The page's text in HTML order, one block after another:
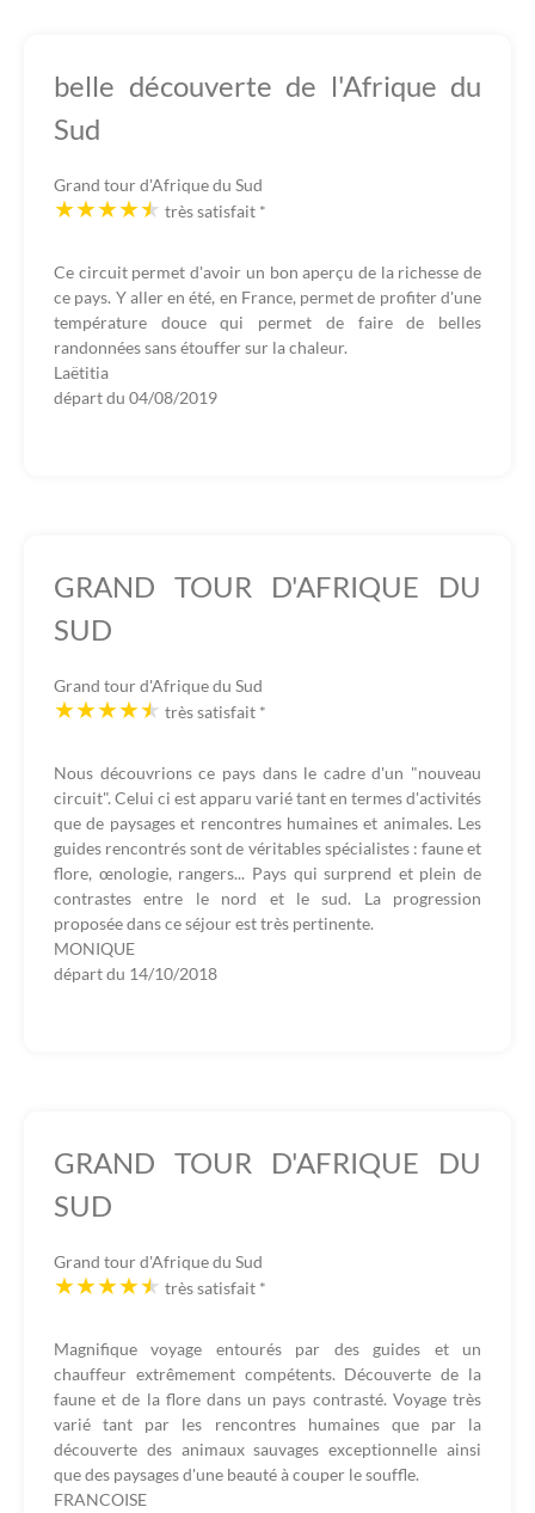
belle découverte de l'Afrique du
Sud
Grand tour d'Afrique du Sud
très satisfait *
Ce circuit permet d'avoir un bon aperçu de la richesse de
ce pays. Y aller en été, en France, permet de profiter d'une
température douce qui permet de faire de belles
randonnées sans étouffer sur la chaleur.
Laëtitia
départ du 04/08/2019
GRAND TOUR D'AFRIQUE DU
SUD
Grand tour d'Afrique du Sud
très satisfait *
Nous découvrions ce pays dans le cadre d'un "nouveau
circuit". Celui ci est apparu varié tant en termes d'activités
que de paysages et rencontres humaines et animales. Les
guides rencontrés sont de véritables spécialistes : faune et
flore, œnologie, rangers... Pays qui surprend et plein de
contrastes entre le nord et le sud. La progression
proposée dans ce séjour est très pertinente.
MONIQUE
départ du 14/10/2018
GRAND TOUR D'AFRIQUE DU
SUD
Grand tour d'Afrique du Sud
très satisfait *
Magnifique voyage entourés par des guides et un
chauffeur extrêmement compétents. Découverte de la
faune et de la flore dans un pays contrasté. Voyage très
varié tant par les rencontres humaines que par la
découverte des animaux sauvages exceptionnelle ainsi
que des paysages d'une beauté à couper le souffle.
FRANCOISE